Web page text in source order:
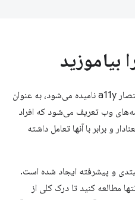
بیاموزید
دسترسی دیجیتال، که معمولاً به اختصار a11y نامیده می‌شود، به عنوان
وب تعریف می‌شود که افراد
و برابر با آنها تعامل داشته
و پیشرفته ایجاد شده است.
مطالعه کنید تا درک کلی از